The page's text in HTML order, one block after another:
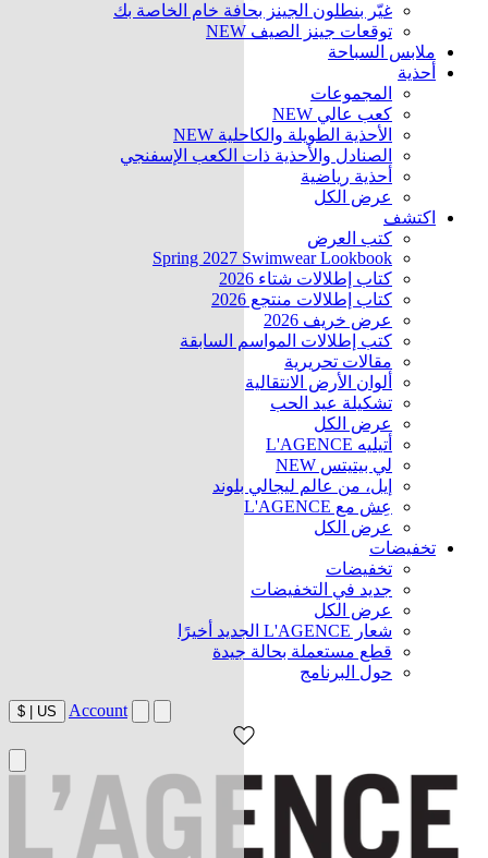
غيّر بنطلون الجينز بحافة خام الخاصة بك
توقعات جينز الصيف NEW
ملابس السباحة
أحذية
المجموعات
كعب عالي NEW
الأحذية الطويلة والكاحلية NEW
الصنادل والأحذية ذات الكعب الإسفنجي
أحذية رياضية
عرض الكل
اكتشف
كتب العرض
Spring 2027 Swimwear Lookbook
كتاب إطلالات شتاء 2026
كتاب إطلالات منتجع 2026
عرض خريف 2026
كتب إطلالات المواسم السابقة
مقالات تحريرية
ألوان الأرض الانتقالية
تشكيلة عيد الحب
عرض الكل
أتيليه L'AGENCE
لي بيتيتس NEW
إيل، من عالم ليجالي بلوند
عِش مع L'AGENCE
عرض الكل
تخفيضات
تخفيضات
جديد في التخفيضات
عرض الكل
شعار L'AGENCE الجديد أخيرًا
قطع مستعملة بحالة جيدة
حول البرنامج
US
$ Account